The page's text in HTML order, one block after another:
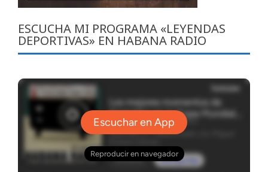
ESCUCHA MI PROGRAMA «LEYENDAS
DEPORTIVAS» EN HABANA RADIO